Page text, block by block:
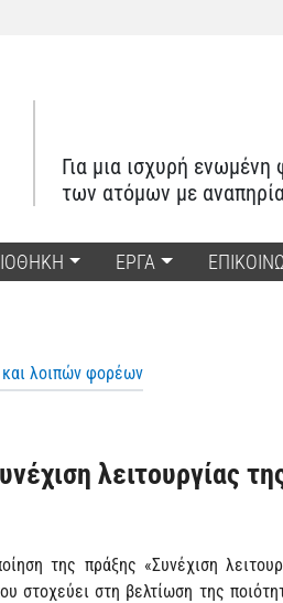
Για μια ισχυρή
των ατόμων με
ΕΡΓΑ
λοιπών φορέων
λειτουργίας
της πράξης «Συνέχιση
στη βελτίωση της